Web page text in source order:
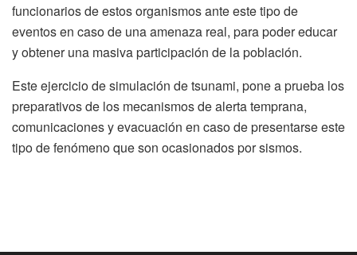
funcionarios de estos organismos ante este tipo de
eventos en caso de una amenaza real, para poder educar
y obtener una masiva participación de la población.
Este ejercicio de simulación de tsunami, pone a prueba los
preparativos de los mecanismos de alerta temprana,
comunicaciones y evacuación en caso de presentarse este
tipo de fenómeno que son ocasionados por sismos.